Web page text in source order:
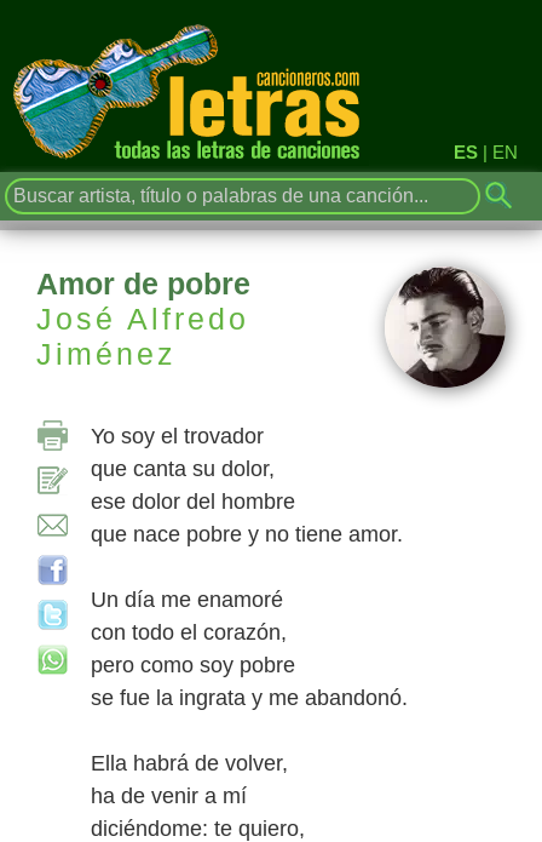
ES | EN
Amor de pobre
José Alfredo
Jiménez
Yo soy el trovador
que canta su dolor,
ese dolor del hombre
que nace pobre y no tiene amor.
Un día me enamoré
con todo el corazón,
pero como soy pobre
se fue la ingrata y me abandonó.
Ella habrá de volver,
ha de venir a mí
diciéndome: te quiero,